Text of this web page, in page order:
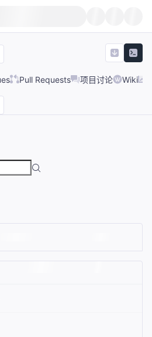
Pull Requests 项目讨论 Wiki